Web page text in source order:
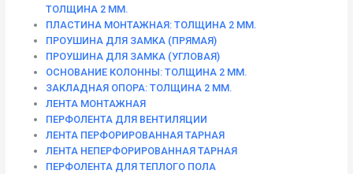
ТОЛЩИНА 2 ММ.
ПЛАСТИНА МОНТАЖНАЯ: ТОЛЩИНА 2 ММ.
ПРОУШИНА ДЛЯ ЗАМКА (ПРЯМАЯ)
ПРОУШИНА ДЛЯ ЗАМКА (УГЛОВАЯ)
ОСНОВАНИЕ КОЛОННЫ: ТОЛЩИНА 2 ММ.
ЗАКЛАДНАЯ ОПОРА: ТОЛЩИНА 2 ММ.
ЛЕНТА МОНТАЖНАЯ
ПЕРФОЛЕНТА ДЛЯ ВЕНТИЛЯЦИИ
ЛЕНТА ПЕРФОРИРОВАННАЯ ТАРНАЯ
ЛЕНТА НЕПЕРФОРИРОВАННАЯ ТАРНАЯ
ПЕРФОЛЕНТА ДЛЯ ТЕПЛОГО ПОЛА